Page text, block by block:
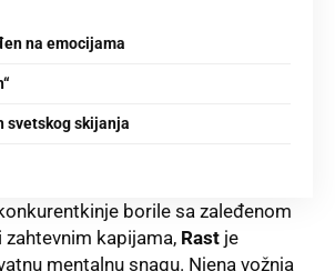
na emocijama
svetskog skijanja
borile sa zaleđenom
kapijama, Rast je
mentalnu snagu. Njena vožnja